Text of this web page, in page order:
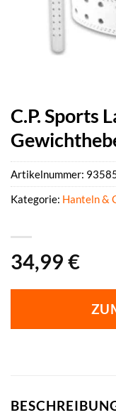
C.P. Sports
34,99 €
Artikelnummer:
Kategorie: Hanteln &